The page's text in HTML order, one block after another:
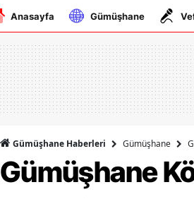
Anasayfa Gümüşhane
Gümüşhane Haberleri Gümüşhane
Gümüşhane